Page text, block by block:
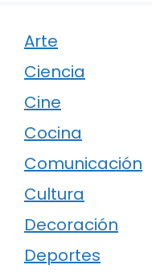
Arte
Ciencia
Cine
Cocina
Comunicación
Cultura
Decoración
Deportes